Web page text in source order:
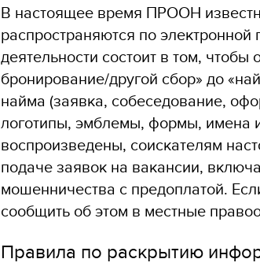
В настоящее время ПРООН
распространяются по
деятельности состоит в том,
бронирование/другой сбор» до
найма (заявка, собеседование,
логотипы, эмблемы, формы, имена
воспроизведены, соискателям
подаче заявок на вакансии,
мошенничества с предоплатой.
сообщить об этом в местные
Правила по раскрытию